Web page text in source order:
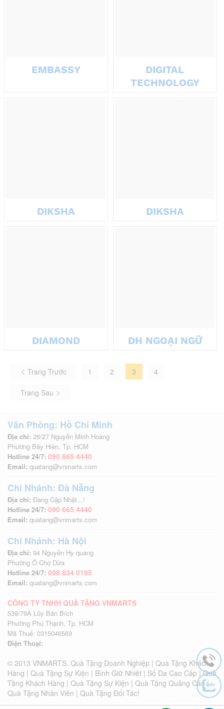
Đây chính là hình thức marketing “miễn phí” nhưng đầy hiệu quả
Thể hiện sự chuyên nghiệp và cam
Tặng quà đúng người, đúng thời điểm thể hiện rõ nét sự chuẩn bị
kỹ lưỡng và tinh thần cam kết của doanh nghiệp. Đó không chỉ là
lời cảm ơn mà còn là thông điệp: “Chúng tôi luôn sẵn sàng đầu tư
EMBASSY
DIGITAL
TECHNOLOGY
DIKSHA DIKSHA
DIAMOND DH NGOẠI NGỮ
Trang Trước 1 2 3 4
Trang Sau
Văn Phòng: Hồ Chí Minh
Địa chỉ: 26/27 Nguyễn Minh Hoàng
Phường Bảy Hiền, Tp. HCM
Hotline 24/7: 090 665 4440
Email: quatang@vnmarts.com
Chi Nhánh: Đà Nẵng
Địa chỉ: Đang Cập Nhật...!
Hotline 24/7: 090 665 4440
Email: quatang@vnmarts.com
Chi Nhánh: Hà Nội
Địa chỉ: 94 Nguyễn Hy quang
Phường Ô Chợ Dừa
Hotline 24/7: 098 834 0195
Email: quatang@vnmarts.com
CÔNG TY TNHH QUÀ TẶNG VNMARTS
539/79A Lũy Bán Bích
Phường Phú Thạnh, Tp. HCM
Mã Thuế: 0315046569
Điện Thoại:
© 2013 VNMARTS. Quà Tặng Doanh Nghiệp | Quà Tặng Khách
Hàng | Quà Tặng Sự Kiện | Bình Giữ Nhiệt | Sổ Da Cao Cấp | Quà
Tặng Khách Hàng | Quà Tặng Sự Kiện | Quà Tặng Quảng Cáo |
Quà Tặng Nhân Viên | Quà Tặng Đối Tác!